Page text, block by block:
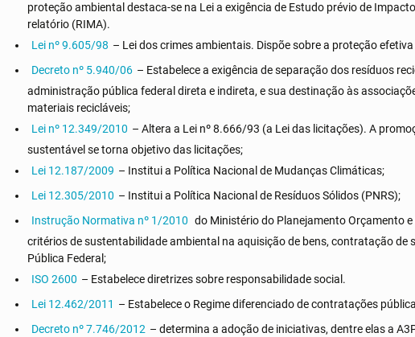
proteção ambiental destaca-se na Lei a exigência de Estudo prévio de
relatório (RIMA).
Lei nº 9.605/98 – Lei dos crimes ambientais. Dispõe sobre a proteção
Decreto nº 5.940/06 – Estabelece a exigência de separação dos resíduos
administração pública federal direta e indireta, e sua destinação às
materiais recicláveis;
Lei nº 12.349/2010 – Altera a Lei nº 8.666/93 (a Lei das licitações). A
sustentável se torna objetivo das licitações;
Lei 12.187/2009 – Institui a Política Nacional de Mudanças Climáticas;
Lei 12.305/2010 – Institui a Política Nacional de Resíduos Sólidos (PNRS);
Instrução Normativa nº 1/2010 do Ministério do Planejamento Orçamento
critérios de sustentabilidade ambiental na aquisição de bens, contratação de
Pública Federal;
ISO 2600 – Estabelece diretrizes sobre responsabilidade social.
Lei 12.462/2011 – Estabelece o Regime diferenciado de contratações
Decreto nº 7.746/2012 – determina a adoção de iniciativas, dentre elas a